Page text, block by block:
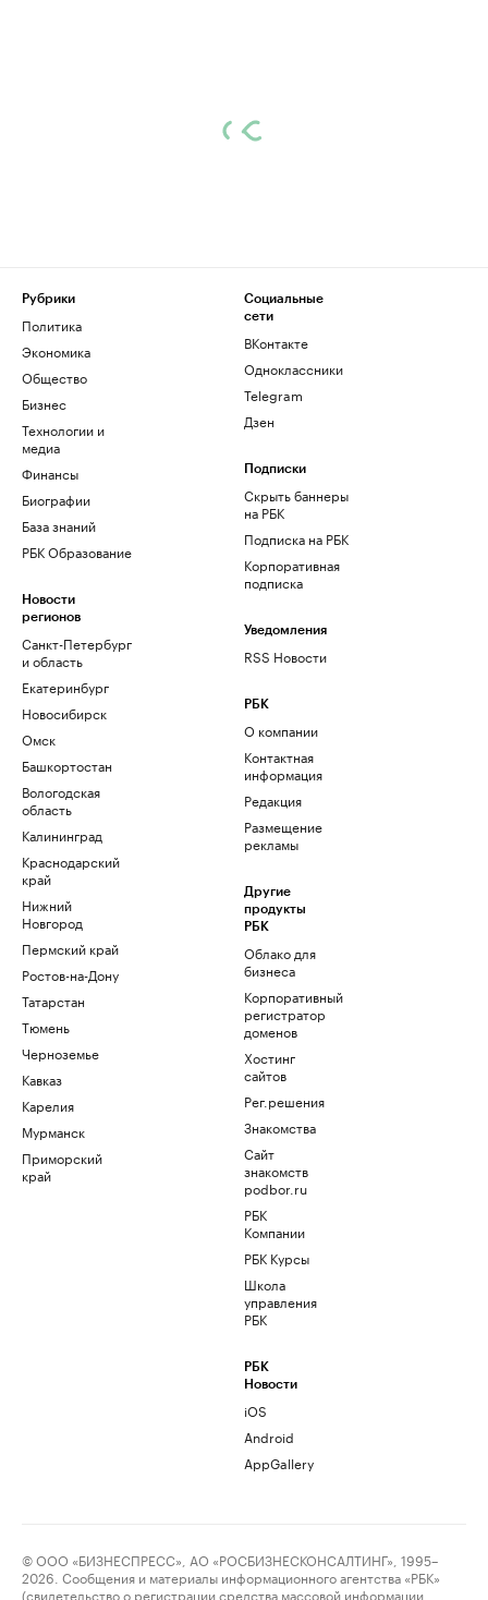
Рубрики
Политика
Экономика
Общество
Бизнес
Технологии и
медиа
Финансы
Биографии
База знаний
РБК Образование
Новости
регионов
Санкт-Петербург
и область
Екатеринбург
Новосибирск
Омск
Башкортостан
Вологодская
область
Калининград
Краснодарский
край
Нижний
Новгород
Пермский край
Ростов-на-Дону
Татарстан
Тюмень
Черноземье
Кавказ
Карелия
Мурманск
Приморский
край
Социальные
сети
ВКонтакте
Одноклассники
Telegram
Дзен
Подписки
Скрыть баннеры
на РБК
Подписка на РБК
Корпоративная
подписка
Уведомления
RSS Новости
РБК
О компании
Контактная
информация
Редакция
Размещение
рекламы
Другие
продукты
РБК
Облако для
бизнеса
Корпоративный
регистратор
доменов
Хостинг
сайтов
Рег.решения
Знакомства
Сайт
знакомств
podbor.ru
РБК
Компании
РБК Курсы
Школа
управления
РБК
РБК
Новости
iOS
Android
AppGallery
© ООО «БИЗНЕСПРЕСС», АО «РОСБИЗНЕСКОНСАЛТИНГ», 1995–
2026. Сообщения и материалы информационного агентства «РБК»
(свидетельство о регистрации средства массовой информации